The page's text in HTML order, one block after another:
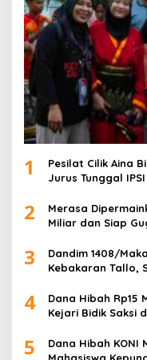
1
Pesilat Cilik Aina
Jurus Tunggal
2
Merasa
Miliar dan Siap
3
Dandim 1408/
Kebakaran Tallo,
4
Dana Hibah Rp15
Kejari Bidik Saksi
5
Dana Hibah KONI